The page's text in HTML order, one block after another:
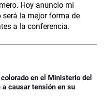
Hoy anuncio mi
será la mejor forma de
a la conferencia.
en el Ministerio del
causar tensión en su